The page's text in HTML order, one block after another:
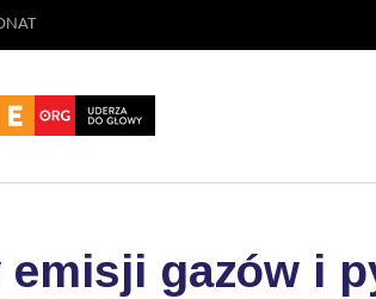
emisji gazów i